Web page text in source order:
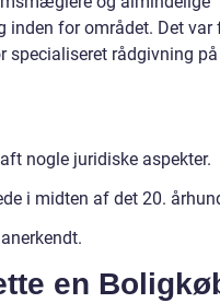
inden for området. Det var
specialiseret rådgivning
nogle juridiske aspekter.
i midten af det 20.
en